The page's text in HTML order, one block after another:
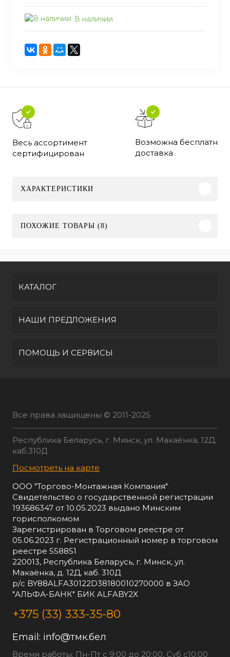
В наличии
Весь ассортимент
сертифицирован
Возможна бесплатная
доставка
ХАРАКТЕРИСТИКИ
ПОХОЖИЕ ТОВАРЫ (8)
КАТАЛОГ
НАШИ ПРЕДЛОЖЕНИЯ
ПОМОЩЬ И СЕРВИСЫ
Все права защищены © 2011-2025
Республика Беларусь, г. Минск, ул. Макаёнка, 12Д,
каб.310Д
Посмотреть на карте
ООО "Торгово-Монтажная Компания"
Свидетельство о государственной регистрации
193686347 от 10.05.2023 выдано Минским
горисполкомом
Зарегистрирован в Торговом реестре от
05.06.2023 г. Регистрационный номер в торговом
реестре 558851
220013, Республика Беларусь, г. Минск, ул.
Макаёнка, д. 12Д, каб. 310Д
р/с BY88ALFA30122D38180010270000 в ЗАО
"АЛЬФА-БАНК" БИК ALFABY2X
+375 (33) 333-35-80
Email: info@тмк.бел
Время работы: Пн-Пт с 9:00 до 20:00, Суб с10:00